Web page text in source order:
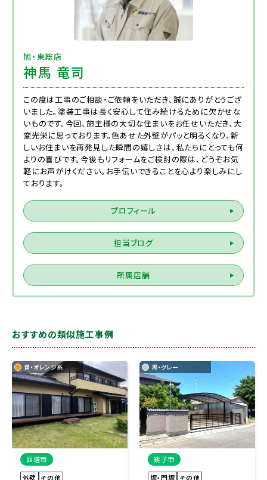
旭・東総店
神馬 竜司
この度は工事のご相談・ご依頼をいただき、誠にありがとうござ
いました。塗装工事は長く安心して住み続けるために欠かせな
いものです。今回、施主様の大切な住まいをお任せいただき、大
変光栄に思っております。色あせた外壁がパッと明るくなり、新
しいお住まいを再発見した瞬間の嬉しさは、私たちにとっても何
よりの喜びです。今後もリフォームをご検討の際は、どうぞお気
軽にお声がけください。お手伝いできることを心より楽しみにし
ております。
プロフィール
担当ブログ
所属店舗
おすすめの類似施工事例
黄・オレンジ系
匝瑳市
外壁 その他
黒・グレー
銚子市
塀・門塀 その他